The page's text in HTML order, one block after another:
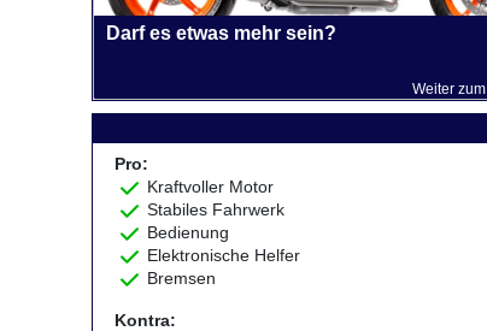
Darf es etwas mehr sein?
Weiter
Pro:
Kraftvoller Motor
Stabiles Fahrwerk
Bedienung
Elektronische Helfer
Bremsen
Kontra: